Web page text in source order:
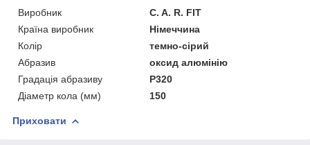
Виробник
C. A. R. FIT
Країна виробник
Німеччина
Колір
темно-сірий
Абразив
оксид алюмінію
Градація абразиву
P320
Діаметр кола (мм)
150
Приховати